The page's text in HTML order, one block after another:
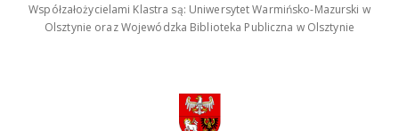
Współzałożycielami Klastra są: Uniwersytet Warmińsko-Mazurski w
Olsztynie oraz Wojewódzka Biblioteka Publiczna w Olsztynie